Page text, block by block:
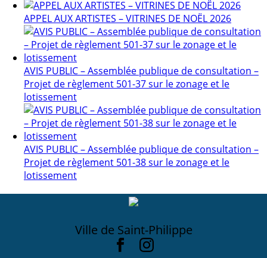
APPEL AUX ARTISTES – VITRINES DE NOËL 2026
AVIS PUBLIC – Assemblée publique de consultation –
Projet de règlement 501-37 sur le zonage et le
lotissement
AVIS PUBLIC – Assemblée publique de consultation –
Projet de règlement 501-38 sur le zonage et le
lotissement
Ville de Saint-Philippe